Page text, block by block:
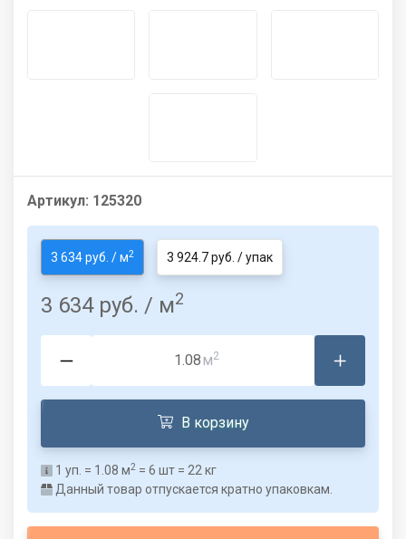
Артикул: 125320
3 634 руб. / м2 3 924.7 руб. / упак
3 634 руб. / м2
м2
В корзину
1 уп. = 1.08 м2 = 6 шт = 22 кг
Данный товар отпускается кратно упаковкам.